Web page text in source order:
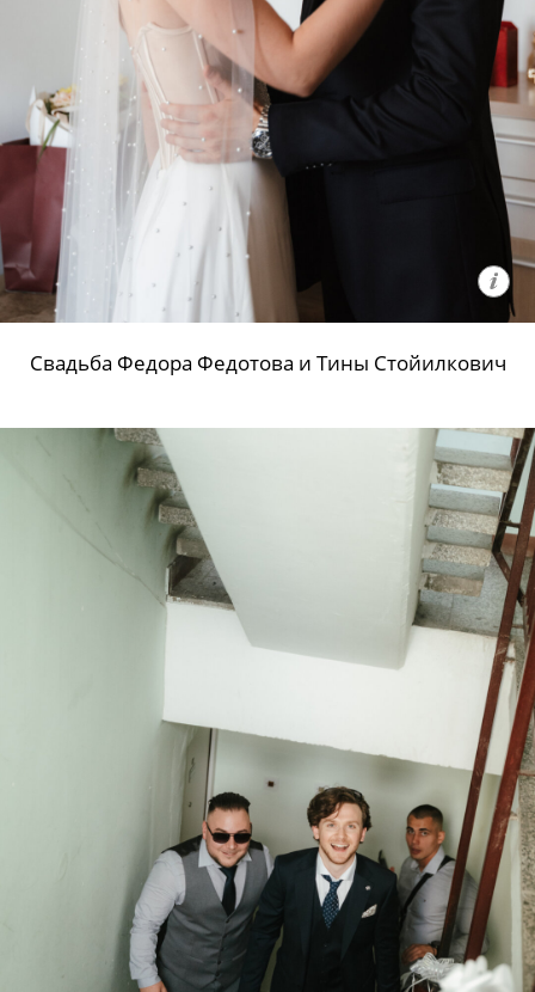
Свадьба Федора Федотова и Тины Стойилкович